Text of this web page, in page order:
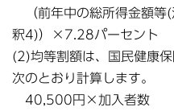
（前年中の総所得金額等
釈4)）×7.28パーセント
(2)均等割額は、国民健康
次のとおり計算します。
40,500円×加入者数